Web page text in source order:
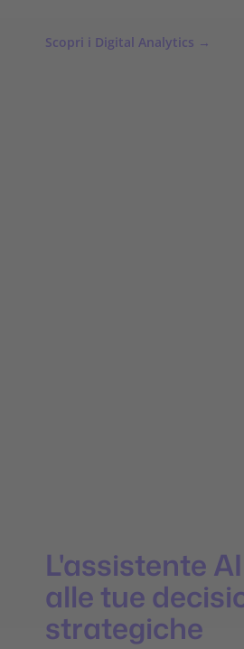
Scopri i Digital Analytics →
L'assistente
alle tue
strategiche